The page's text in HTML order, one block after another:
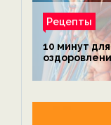
Рецепты
10 минут